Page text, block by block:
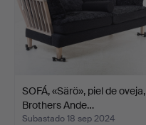
SOFÁ, «Särö», piel de oveja,
Brothers Ande…
Subastado 18 sep 2024